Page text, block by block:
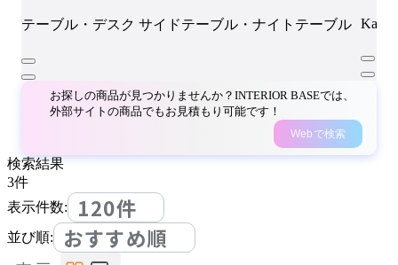
テーブル・デスク サイドテーブル・ナイトテーブル Karf
お探しの商品が見つかりませんか？INTERIOR BASEでは、
外部サイトの商品でもお見積もり可能です！
Webで検索
検索結果
3件
表示件数:
120件
並び順: おすすめ順